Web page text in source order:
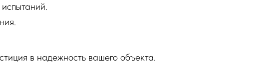
в надежность вашего объекта.